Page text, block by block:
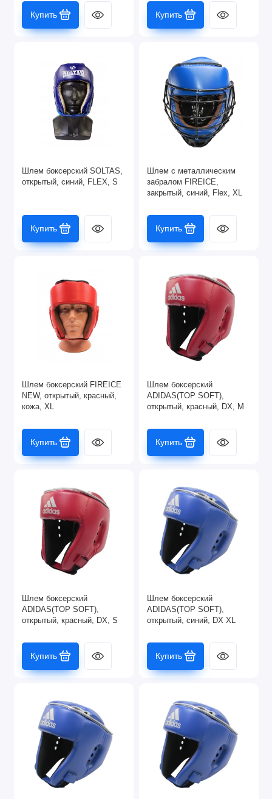
Купить Купить
Шлем боксерский SOLTAS,
открытый, синий, FLEX, S
Купить
Шлем с металлическим
забралом FIREICE,
закрытый, синий, Flex, XL
Купить
Шлем боксерский FIREICE
NEW, открытый, красный,
кожа, XL
Купить
Шлем боксерский
ADIDAS(TOP SOFT),
открытый, красный, DX, M
Купить
Шлем боксерский
ADIDAS(TOP SOFT),
открытый, красный, DX, S
Купить
Шлем боксерский
ADIDAS(TOP SOFT),
открытый, синий, DX XL
Купить